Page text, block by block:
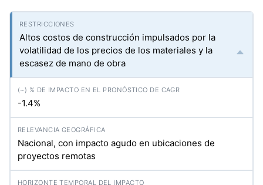
Altos costos de construcción impulsados por la
volatilidad de los precios de los materiales y la
escasez de mano de obra
-1.4%
Nacional, con impacto agudo en ubicaciones de
proyectos remotas